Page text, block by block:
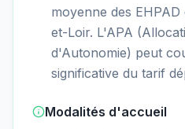
moyenne des
et-Loir. L'APA
d'Autonomie) peut
significative du tarif
Modalités d'accueil